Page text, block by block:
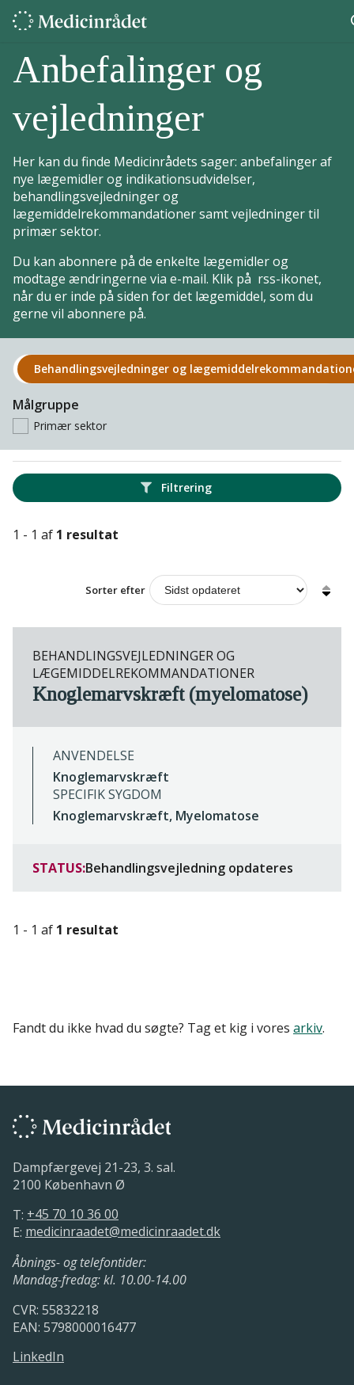
Anbefalinger og
vejledninger
Her kan du finde Medicinrådets sager: anbefalinger af
nye lægemidler og indikationsudvidelser,
behandlingsvejledninger og
lægemiddelrekommandationer samt vejledninger til
primær sektor.
Du kan abonnere på de enkelte lægemidler og
modtage ændringerne via e-mail. Klik på rss-ikonet,
når du er inde på siden for det lægemiddel, som du
gerne vil abonnere på.
Behandlings­vejledninger og
Målgruppe
Primær sektor
Filtrering
1 - 1 af 1 resultat
Sorter efter
BEHANDLINGSVEJLEDNINGER OG
LÆGEMIDDELREKOMMANDATIONER
Knoglemarvskræft (myelomatose)
ANVENDELSE
Knoglemarvskræft
SPECIFIK SYGDOM
Knoglemarvskræft, Myelomatose
STATUS:Behandlingsvejledning opdateres
1 - 1 af 1 resultat
Fandt du ikke hvad du søgte? Tag et kig i vores arkiv.
Dampfærgevej 21-23, 3. sal.
2100 København Ø
T: +45 70 10 36 00
E: medicinraadet@medicinraadet.dk
Åbnings- og telefontider:
Mandag-fredag: kl. 10.00-14.00
CVR: 55832218
EAN: 5798000016477
LinkedIn